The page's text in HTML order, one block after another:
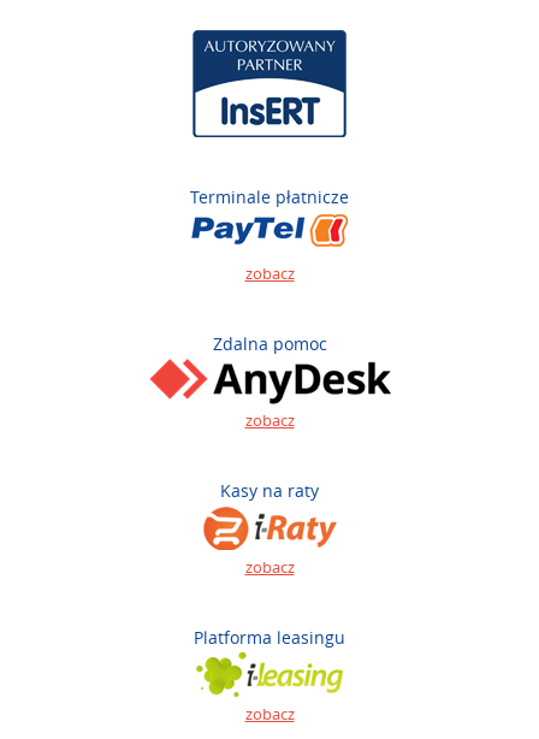
Terminale płatnicze
zobacz
Zdalna pomoc
zobacz
Kasy na raty
zobacz
Platforma leasingu
zobacz